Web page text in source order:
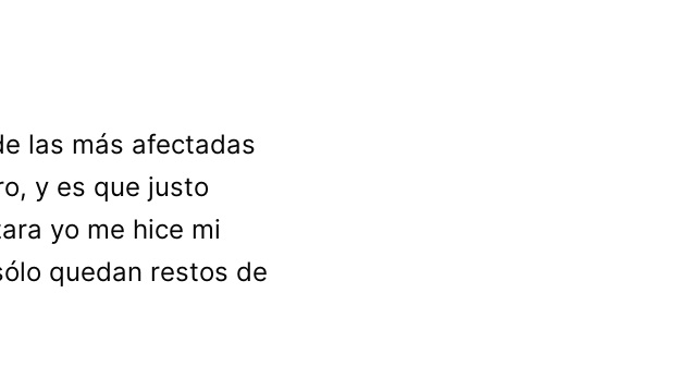
las más afectadas
y es que justo
yo me hice mi
quedan restos de